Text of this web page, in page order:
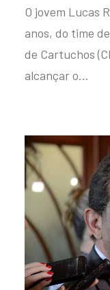
O jovem Lucas
anos, do time
de Cartuchos
alcançar o…